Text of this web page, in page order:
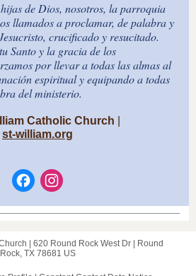
de Dios, nosotros, la parroquia
llamados a proclamar, de palabra y
crucificado y resucitado.
Santo y la gracia de los
por llevar a todas las almas al
espiritual y equipando a todas
del ministerio.
Catholic Church
st-william.org
| 620 Round Rock West Dr|
Round
Rock, TX 78681 US